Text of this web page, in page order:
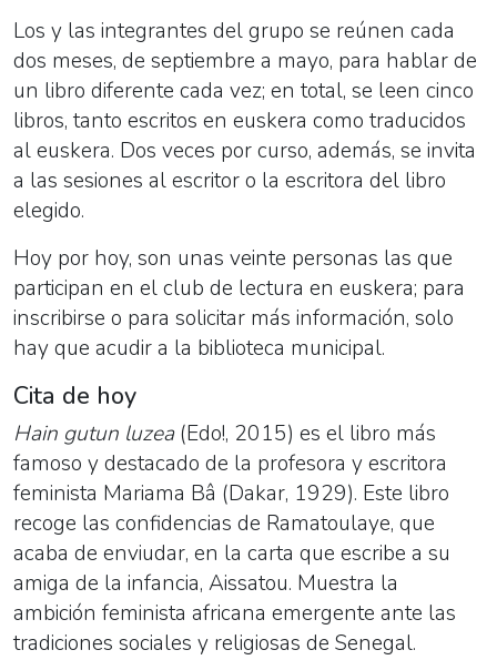
Los y las integrantes del grupo se reúnen cada
dos meses, de septiembre a mayo, para hablar de
un libro diferente cada vez; en total, se leen cinco
libros, tanto escritos en euskera como traducidos
al euskera. Dos veces por curso, además, se invita
a las sesiones al escritor o la escritora del libro
elegido.
Hoy por hoy, son unas veinte personas las que
participan en el club de lectura en euskera; para
inscribirse o para solicitar más información, solo
hay que acudir a la biblioteca municipal.
Cita de hoy
Hain gutun luzea(Edo!, 2015) es el libro más
famoso y destacado de la profesora y escritora
feminista Mariama Bâ (Dakar, 1929). Este libro
recoge las confidencias de Ramatoulaye, que
acaba de enviudar, en la carta que escribe a su
amiga de la infancia, Aissatou. Muestra la
ambición feminista africana emergente ante las
tradiciones sociales y religiosas de Senegal.